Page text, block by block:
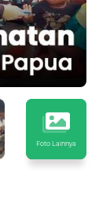
Foto Lainnya